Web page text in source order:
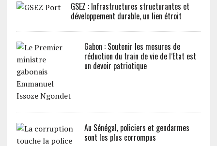
GSEZ : Infrastructures structurantes et
développement durable, un lien étroit
Gabon : Soutenir les mesures de
réduction du train de vie de l’Etat est
un devoir patriotique
Au Sénégal, policiers et gendarmes
sont les plus corrompus